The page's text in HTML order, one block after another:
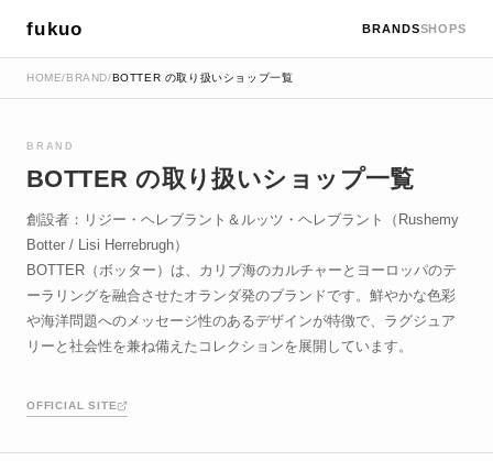
fukuo BRANDSSHOPS
HOME/BRAND/BOTTER の取り扱いショップ一覧
BRAND
BOTTER の取り扱いショップ一覧
創設者：リジー・ヘレブラント＆ルッツ・ヘレブラント（Rushemy
Botter / Lisi Herrebrugh）
BOTTER（ボッター）は、カリブ海のカルチャーとヨーロッパのテ
ーラリングを融合させたオランダ発のブランドです。鮮やかな色彩
や海洋問題へのメッセージ性のあるデザインが特徴で、ラグジュア
リーと社会性を兼ね備えたコレクションを展開しています。
OFFICIAL SITE